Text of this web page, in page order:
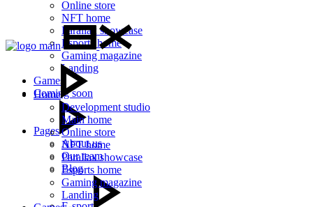
Online store
NFT home
Parallax showcase
Esports home
Gaming magazine
Landing
Games
Coming soon
Pages
About us
Our team
Blog
Home
Development studio
Main home
Online store
NFT home
Parallax showcase
Esports home
Gaming magazine
Landing